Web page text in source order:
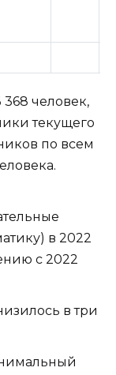
человек,
текущего
по всем
в 2022
с 2022
в три